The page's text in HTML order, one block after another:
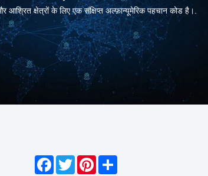
आश्रित क्षेत्रों के लिए एक संक्षिप्त अल्फ़ान्यूमेरिक पहचान कोड है।.
Facebook
Twitter
Pinterest
Share